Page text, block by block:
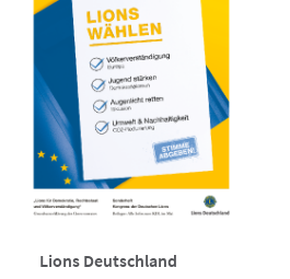
Lions Deutschland